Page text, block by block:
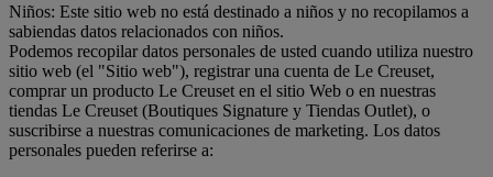
Niños: Este sitio web no está destinado a niños y no recopilamos a
sabiendas datos relacionados con niños.
Podemos recopilar datos personales de usted cuando utiliza nuestro
sitio web (el "Sitio web"), registrar una cuenta de Le Creuset,
comprar un producto Le Creuset en el sitio Web o en nuestras
tiendas Le Creuset (Boutiques Signature y Tiendas Outlet), o
suscribirse a nuestras comunicaciones de marketing. Los datos
personales pueden referirse a: